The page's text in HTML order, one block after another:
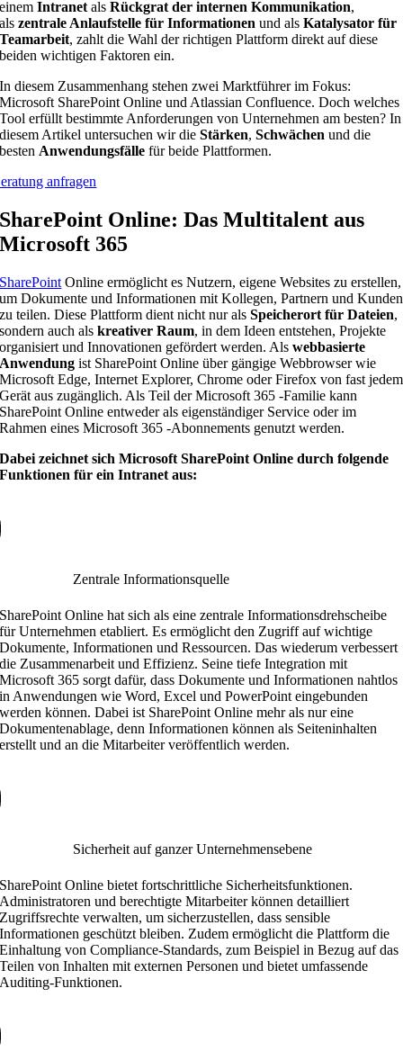
einemIntranet alsRückgrat der internen Kommunikation,
alszentrale Anlaufstelle für Informationen und alsKatalysator für
Teamarbeit, zahlt die Wahl der richtigen Plattform direkt auf diese
beiden wichtigen Faktoren ein.
In diesem Zusammenhang stehen zwei Marktführer im Fokus:
Microsoft SharePoint Online und Atlassian Confluence. Doch welches
Tool erfüllt bestimmte Anforderungen von Unternehmen am besten? In
diesem Artikel untersuchen wir dieStärken,Schwächen und die
besten Anwendungsfälle für beide Plattformen.
anfragen
SharePoint Online: Das Multitalent aus
Microsoft 365
SharePoint Online ermöglicht es Nutzern, eigene Websites zu erstellen,
um Dokumente und Informationen mit Kollegen, Partnern und Kunden
zu teilen. Diese Plattform dient nicht nur alsSpeicherort für Dateien,
sondern auch alskreativer Raum, in dem Ideen entstehen, Projekte
organisiert und Innovationen gefördert werden. Alswebbasierte
Anwendung ist SharePoint Online über gängige Webbrowser wie
Microsoft Edge, Internet Explorer, Chrome oder Firefox von fast jedem
Gerät aus zugänglich. Als Teil der Microsoft 365 -Familie kann
SharePoint Online entweder als eigenständiger Service oder im
Rahmen eines Microsoft 365 -Abonnements genutzt werden.
Dabei zeichnet sich Microsoft SharePoint Online durch folgende
Funktionen für ein Intranet aus:
Zentrale Informationsquelle
SharePoint Online hat sich als eine zentrale Informationsdrehscheibe
für Unternehmen etabliert. Es ermöglicht den Zugriff auf wichtige
Dokumente, Informationen und Ressourcen. Das wiederum verbessert
die Zusammenarbeit und Effizienz. Seine tiefe Integration mit
Microsoft 365 sorgt dafür, dass Dokumente und Informationen nahtlos
in Anwendungen wie Word, Excel und PowerPoint eingebunden
werden können. Dabei ist SharePoint Online mehr als nur eine
Dokumentenablage, denn Informationen können als Seiteninhalten
erstellt und an die Mitarbeiter veröffentlich werden.
Sicherheit auf ganzer Unternehmensebene
SharePoint Online bietet fortschrittliche Sicherheitsfunktionen.
Administratoren und berechtigte Mitarbeiter können detailliert
Zugriffsrechte verwalten, um sicherzustellen, dass sensible
Informationen geschützt bleiben. Zudem ermöglicht die Plattform die
Einhaltung von Compliance-Standards, zum Beispiel in Bezug auf das
Teilen von Inhalten mit externen Personen und bietet umfassende
Auditing-Funktionen.